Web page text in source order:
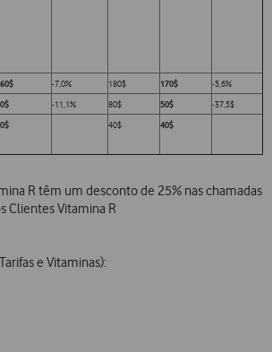
-7,0% 180$ 170$ -5,6%
-11,1% 80$ 50$ -37,5$
40$ 40$
R têm um desconto de 25% nas chamadas
Clientes Vitamina R
e Vitaminas):